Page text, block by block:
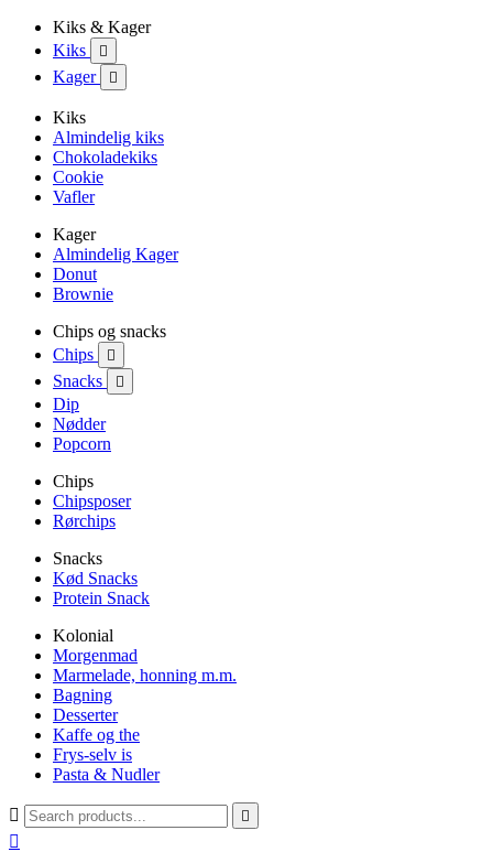
Kiks & Kager
Kiks

Kager 
Kiks
Almindelig kiks
Chokoladekiks
Cookie
Vafler
Kager
Almindelig Kager
Donut
Brownie
Chips og snacks
Chips

Snacks 
Dip
Nødder
Popcorn
Chips
Chipsposer
Rørchips
Snacks
Kød Snacks
Protein Snack
Kolonial
Morgenmad
Marmelade, honning m.m.
Bagning
Desserter
Kaffe og the
Frys-selv is
Pasta & Nudler
 
